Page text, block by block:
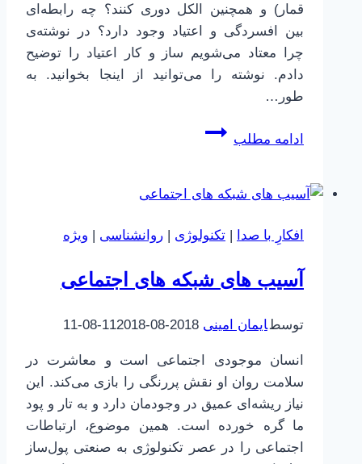
قمار) و همچنین الکل دوری کنند؟ چه رابطه‌ای
بین افسردگی و اعتیاد وجود دارد؟ در نوشته‌ی
چرا معتاد می‌شویم ساز و کار اعتیاد را توضیح
دادم. نوشته را می‌توانید از اینجا بخوانید. به
طور…
ادامه مطلب
رابطه
و
افکارِ با صدا
| تکنولوژی | روانشناسی | ویژه
آسیب های شبکه های اجتماعی
توسطایمان امینی 2018-08-11
2018-08-11
انسان موجودی اجتماعی است و معاشرت در
سلامت روان او نقش پررنگی را بازی می‌کند. این
نیاز ریشه‌ای عمیق در وجودمان دارد و به تار و پود
ما گره خورده است. همین موضوع، ارتباطات
اجتماعی را در عصر تکنولوژی به صنعتی پول‌ساز